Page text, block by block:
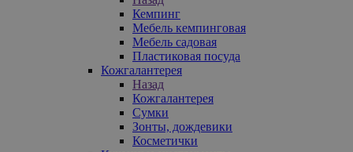
Кемпинг
Мебель кемпинговая
Мебель садовая
Пластиковая посуда
Кожгалантерея
Назад
Кожгалантерея
Сумки
Зонты, дождевики
Косметички